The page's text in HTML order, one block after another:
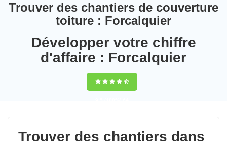
Trouver des chantiers de couverture
toiture : Forcalquier
Développer votre chiffre
d'affaire : Forcalquier
9,5(100%)64
votes
Trouver des chantiers dans